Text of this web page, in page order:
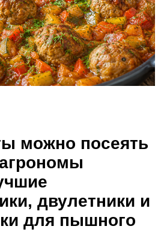
можно посеять
двулетники и
для пышного